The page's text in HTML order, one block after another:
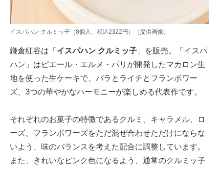
イスパハン クルミッ子（8個入、税込2322円）（提供画像）
鎌倉紅谷は「 イスパハン クルミッ子 」を販売。「イスパ
ハン」はピエール・エルメ・パリが開発したマカロン生
地を使った生ケーキで、バラとライチとフランボワー
ズ、3つの華やかなハーモニーが楽しめる代表作です。
それぞれのお菓子の特徴であるクルミ、キャラメル、ロ
ーズ、フランボワーズをただ混ぜ合わせただけにならな
いよう、味のバランスを考えた配合に調整しています。
また、きれいなピンク色になるよう、通常のクルミッ子